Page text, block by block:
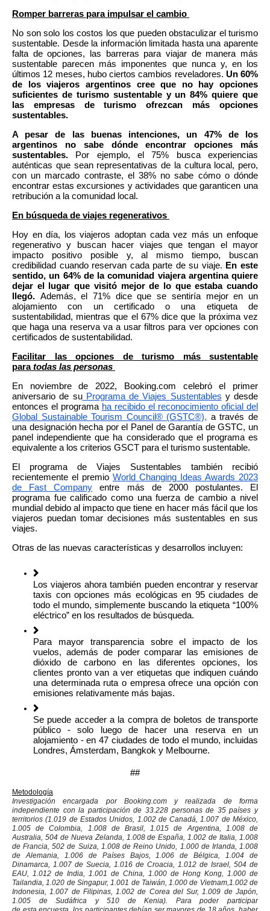
Romper barreras para impulsar el cambio
No son solo los costos los que pueden obstaculizar el turismo
sustentable. Desde la información limitada hasta una aparente
falta de opciones, las barreras para viajar de manera más
sustentable parecen más imponentes que nunca y, en los
últimos 12 meses, hubo ciertos cambios reveladores. Un 60%
de los viajeros argentinos cree que no hay opciones
suficientes de turismo sustentable y un 84% quiere que
las empresas de turismo ofrezcan más opciones
sustentables.
A pesar de las buenas intenciones, un 47% de los
argentinos no sabe dónde encontrar opciones más
sustentables.
Por ejemplo, el 75% busca experiencias
auténticas que sean representativas de la cultura local, pero,
con un marcado contraste, el 38% no sabe cómo o dónde
encontrar estas excursiones y actividades que garanticen una
retribución a la comunidad local.
En búsqueda de viajes regenerativos
Hoy en día, los viajeros adoptan cada vez más un enfoque
regenerativo y buscan hacer viajes que tengan el mayor
impacto positivo posible y, al mismo tiempo, buscan
credibilidad cuando reservan cada parte de su viaje. En este
sentido, un 64% de la comunidad viajera argentina quiere
dejar el lugar que visitó mejor de lo que estaba cuando
llegó. Además, el 71% dice que se sentiría mejor en un
alojamiento con un certificado o una etiqueta de
sustentabilidad, mientras que el 67% dice que la próxima vez
que haga una reserva va a usar filtros para ver opciones con
certificados de sustentabilidad.
Facilitar las opciones de turismo más sustentable
paratodas las personas
En noviembre de 2022, Booking.com celebró el primer
aniversario de suPrograma de Viajes Sustentables y desde
entonces el programa ha recibido el reconocimiento oficial del
Global Sustainable Tourism Council® (GSTC®), a través de
una designación hecha por el Panel de Garantía de GSTC, un
panel independiente que ha considerado que el programa es
equivalente a los criterios GSCT para el turismo sustentable.
El programa de Viajes Sustentables también recibió
recientemente el premio World Changing Ideas Awards 2023
de FastCompany entre más de 2000 postulantes. El
programa fue calificado como una fuerza de cambio a nivel
mundial debido al impacto que tiene en hacer más fácil que los
viajeros puedan tomar decisiones más sustentables en sus
viajes.
Otras de las nuevas características y desarrollos incluyen:
Los viajeros ahora también pueden encontrar y reservar
taxis con opciones más ecológicas en 95 ciudades de
todo el mundo, simplemente buscando la etiqueta “100%
eléctrico” en los resultados de búsqueda.
Para mayor transparencia sobre el impacto de los
vuelos, además de poder comparar las emisiones de
dióxido de carbono en las diferentes opciones, los
clientes pronto van a ver etiquetas que indiquen cuándo
una determinada ruta o empresa ofrece una opción con
emisiones relativamente más bajas.
Se puede acceder a la compra de boletos de transporte
público - solo luego de hacer una reserva en un
alojamiento - en 47 ciudades de todo el mundo, incluidas
Londres, Ámsterdam, Bangkok y Melbourne.
##
Metodología
Investigación encargada por Booking.com y realizada de forma
independiente con la participación de 33.228 personas de 35 países y
territorios (1.019 de Estados Unidos, 1.002 de Canadá, 1.007 de México,
1.005 de Colombia, 1.008 de Brasil, 1.015 de Argentina, 1.008 de
Australia, 504 de Nueva Zelanda, 1.008 de España, 1.002 de Italia, 1.008
de Francia, 502 de Suiza, 1.008 de Reino Unido, 1.000 de Irlanda, 1.008
de Alemania, 1.006 de Países Bajos, 1.006 de Bélgica, 1.004 de
Dinamarca, 1.007 de Suecia, 1.016 de Croacia, 1.012 de Israel, 504 de
EAU, 1.012 de India, 1.001 de China, 1.000 de Hong Kong, 1.000 de
Tailandia, 1.020 de Singapur, 1.001 de Taiwán, 1.000 de Vietnam,1.002 de
Indonesia, 1.007 de Filipinas, 1.002 de Corea del Sur, 1.009 de Japón,
1.005 de Sudáfrica y 510 de Kenia). Para poder participar